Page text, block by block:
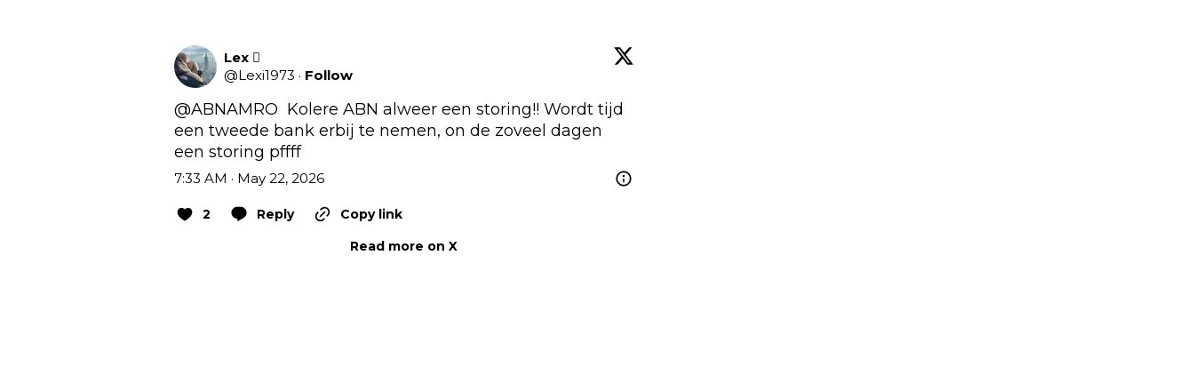
Lex 
@Lexi1973 · Follow
@ABNAMRO
  Kolere ABN alweer een storing!! Wordt tijd
een tweede bank erbij te nemen, on de zoveel dagen
een storing pffff
7:33 AM · May 22, 2026
2 Reply
Copy link
Read more on X